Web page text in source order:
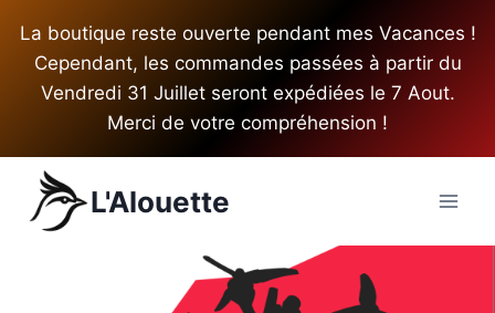
contenu
La boutique reste ouverte pendant mes Vacances !
Cependant, les commandes passées à partir du
Vendredi 31 Juillet seront expédiées le 7 Aout.
Merci de votre compréhension !
L'Alouette